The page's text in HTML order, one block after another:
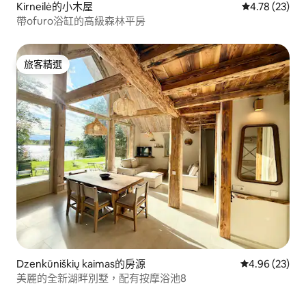
Kirneilė的小木屋 從 23 則評價
4.78 (23)
帶ofuro浴缸的高級森林平房
旅客精選
旅客精選
Dzenkūniškių kaimas的房源 從 23 則評價
4.96 (23)
美麗的全新湖畔別墅，配有按摩浴池8